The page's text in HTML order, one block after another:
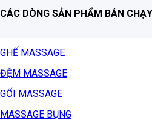
CÁC DÒNG SẢN PHẨM BÁN CHẠY
GHẾ MASSAGE
ĐỆM MASSAGE
GỐI MASSAGE
MASSAGE BỤNG